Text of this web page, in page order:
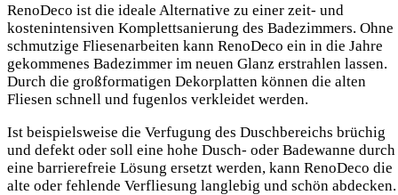
RenoDeco ist die ideale Alternative zu einer zeit- und
kostenintensiven Komplettsanierung des Badezimmers. Ohne
schmutzige Fliesenarbeiten kann RenoDeco ein in die Jahre
gekommenes Badezimmer im neuen Glanz erstrahlen lassen.
Durch die großformatigen Dekorplatten können die alten
Fliesen schnell und fugenlos verkleidet werden.
Ist beispielsweise die Verfugung des Duschbereichs brüchig
und defekt oder soll eine hohe Dusch- oder Badewanne durch
eine barrierefreie Lösung ersetzt werden, kann RenoDeco die
alte oder fehlende Verfliesung langlebig und schön abdecken.